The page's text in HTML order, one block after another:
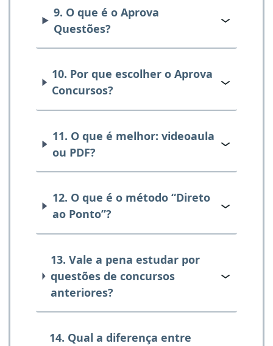
9. O que é o Aprova
Questões?
10. Por que escolher o Aprova
Concursos?
11. O que é melhor: videoaula
ou PDF?
12. O que é o método “Direto
ao Ponto”?
13. Vale a pena estudar por
questões de concursos
anteriores?
14. Qual a diferença entre